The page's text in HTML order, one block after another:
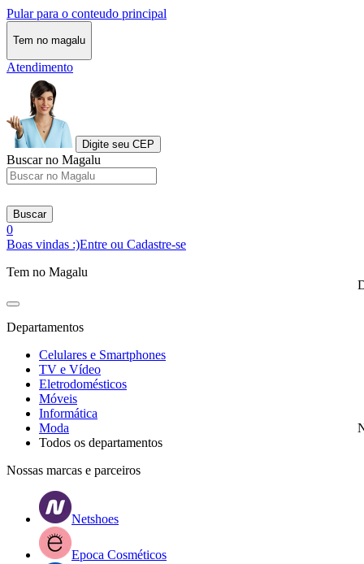
Pular para o conteudo principal
Tem no magalu
Atendimento
Digite seu CEP
Buscar no Magalu
Buscar
0
Boas vindas :)Entre ou Cadastre-se
Tem no Magalu
Departamentos
Celulares e Smartphones
TV e Vídeo
Eletrodomésticos
Móveis
Informática
Moda
Todos os departamentos
Nossas marcas e parceiros
Netshoes
Epoca Cosméticos